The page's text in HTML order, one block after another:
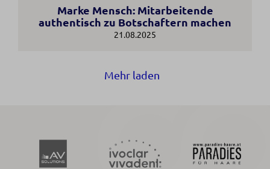
Marke Mensch: Mitarbeitende
authentisch zu Botschaftern machen
21.08.2025
Mehr laden